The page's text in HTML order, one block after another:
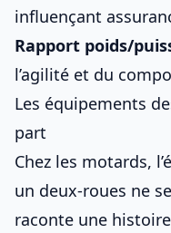
influençant
Rapport poids/
l’agilité et du
Les équipements
part
Chez les motards,
un deux-roues ne
raconte une